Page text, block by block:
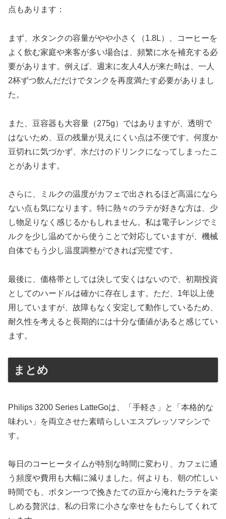
点もあります：
まず、水タンクの容量がやや小さく（1.8L）、コーヒーを
よく飲む家庭や来客が多い場合は、頻繁に水を補充する必
要があります。例えば、週末に友人4人が来た時は、一人
2杯ずつ飲んだだけでタンクを再度満たす必要がありまし
た。
また、豆容器も大容量（275g）ではありますが、透明で
はないため、豆の残量が見えにくい点は不便です。何度か
豆切れに気づかず、水だけのドリンクになってしまったこ
とがあります。
さらに、ミルクの温度がカフェで出されるほど高温になら
ない点も気になります。特に熱々のラテが好きな方は、少
し物足りなく感じるかもしれません。私は電子レンジでミ
ルクを少し温めてから使うことで対応していますが、機械
自体でもう少し温度調整ができれば完璧です。
最後に、価格帯としては決して安くはないので、初期投資
としてのハードルは確かに存在します。ただ、1年以上使
用していますが、故障もなく安定して動作しているため、
耐久性を考えると長期的には十分な価値があると感じてい
ます。
まとめ
Philips 3200 Series LatteGoは、「手軽さ」と「本格的な
味わい」を両立させた素晴らしいエスプレッソマシンで
す。
毎日のコーヒータイムが特別な時間に変わり、カフェに通
う頻度や費用も大幅に減りました。何よりも、朝の忙しい
時間でも、ボタン一つで挽きたての豆から淹れたラテを楽
しめる贅沢は、私の日常に小さな幸せをもたらしてくれて